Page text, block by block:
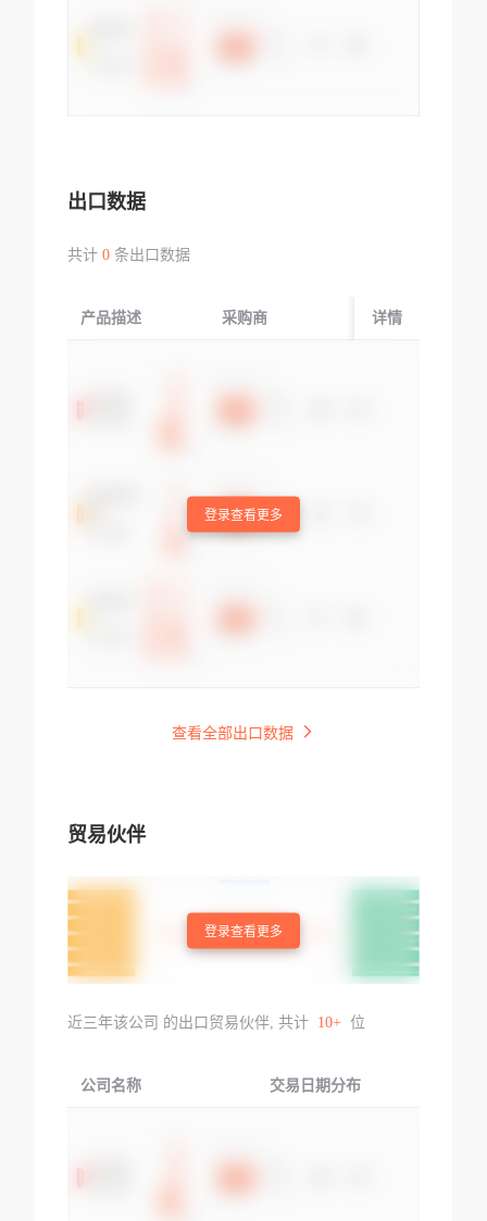
出口数据
共计 0条出口数据
产品描述 采购商 起运国/地区
详情
登录查看更多
查看全部出口数据
贸易伙伴
登录查看更多
近三年该公司 的出口贸易伙伴, 共计 10+ 位
公司名称 交易日期分布